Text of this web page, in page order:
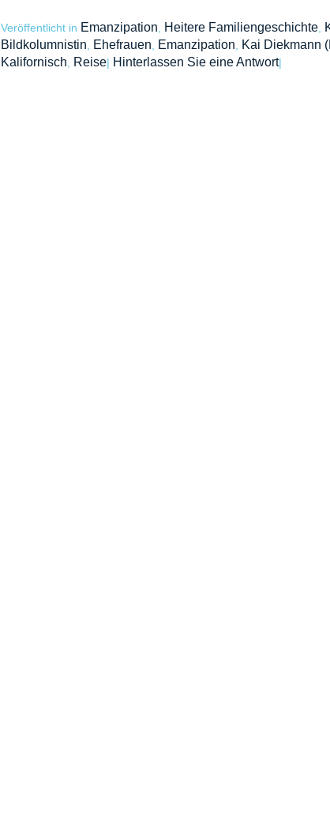
Veröffentlicht in Emanzipation Heitere Familiengeschichte,
Bildkolumnistin Ehefrauen Emanzipation Kai Diekmann
Kalifornisch Reise| Hinterlassen Sie eine Antwort|